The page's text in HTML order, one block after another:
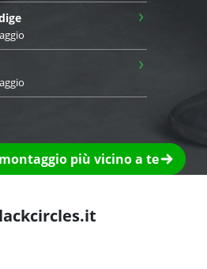
›
›
più vicino a te